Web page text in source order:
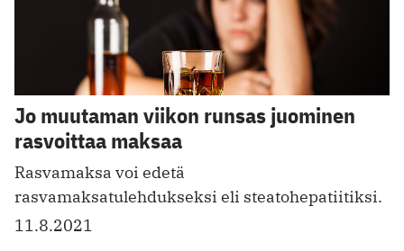
Jo muutaman viikon runsas juominen
rasvoittaa maksaa
Rasvamaksa voi edetä
rasvamaksatulehdukseksi eli steatohepatiitiksi.
11.8.2021